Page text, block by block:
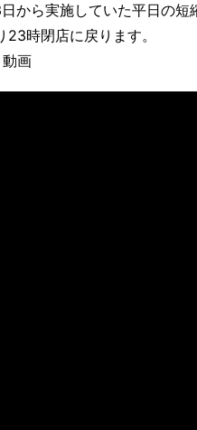
から実施していた平日の短
時閉店に戻ります。
画